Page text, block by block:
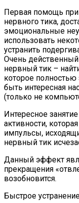
Первая помощь
нервного тика,
эмоциональные
использовать
устранить
Очень
нервный тик –
которое
быть интересная
(только не
Интересное
активности,
импульсы,
нервный тик
Данный эффект
прекращения
возобновится.
Быстрое